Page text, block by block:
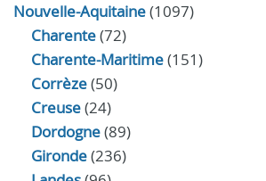
Nouvelle-Aquitaine(1097)
Charente(72)
Charente-Maritime(151)
Corrèze(50)
Creuse(24)
Dordogne(89)
Gironde(236)